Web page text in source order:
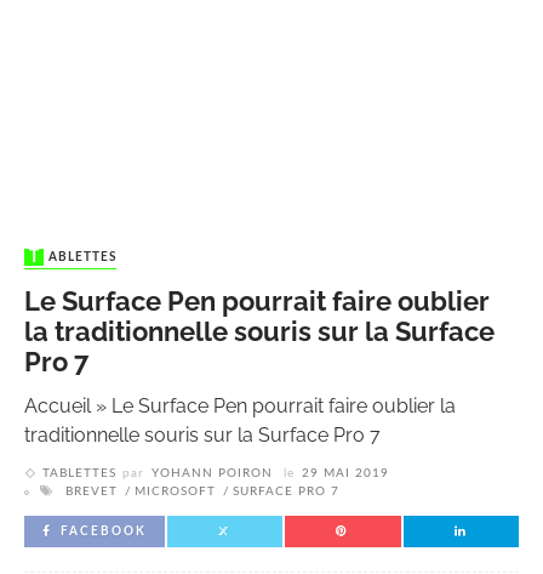
TABLETTES
Le Surface Pen pourrait faire oublier
la traditionnelle souris sur la Surface
Pro 7
Accueil» Le Surface Pen pourrait faire oublier la
traditionnelle souris sur la Surface Pro 7
TABLETTES par YOHANN POIRON le
29 MAI 2019
BREVET
MICROSOFT SURFACE PRO 7
FACEBOOK